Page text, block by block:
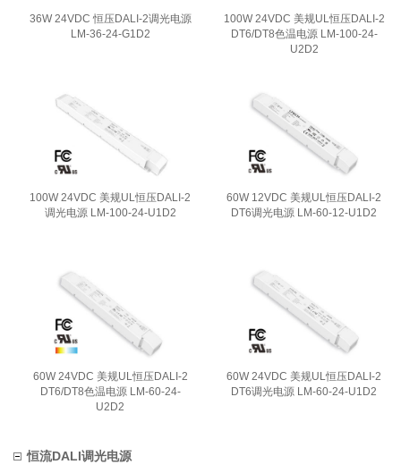
36W 24VDC 恒压DALI-2调光电源
LM-36-24-G1D2
100W 24VDC 美规UL恒压DALI-2
DT6/DT8色温电源 LM-100-24-
U2D2
100W 24VDC 美规UL恒压DALI-2
调光电源 LM-100-24-U1D2
60W 12VDC 美规UL恒压DALI-2
DT6调光电源 LM-60-12-U1D2
60W 24VDC 美规UL恒压DALI-2
DT6/DT8色温电源 LM-60-24-
U2D2
60W 24VDC 美规UL恒压DALI-2
DT6调光电源 LM-60-24-U1D2
恒流DALI调光电源